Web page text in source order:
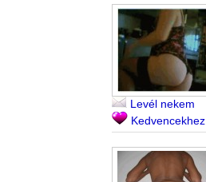
Levél nekem
Kedvencekhez